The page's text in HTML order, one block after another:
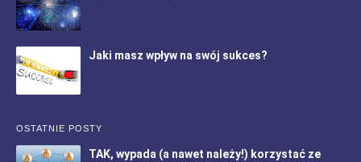
Jaki masz wpływ na swój sukces?
OSTATNIE POSTY
TAK, wypada (a nawet należy!) korzystać ze